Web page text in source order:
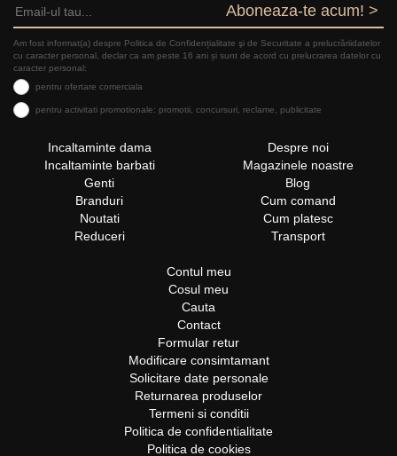
Aboneaza-te acum! >
Am fost informat(a) despre Politica de Confidențialitate şi de Securitate a prelucrăriidatelor
cu caracter personal, declar ca am peste 16 ani și sunt de acord cu prelucrarea datelor cu
caracter personal:
pentru ofertare comerciala
pentru activitati promotionale: promotii, concursuri, reclame, publicitate
Incaltaminte dama
Incaltaminte barbati
Genti
Branduri
Noutati
Reduceri
Despre noi
Magazinele noastre
Blog
Cum comand
Cum platesc
Transport
Contul meu
Cosul meu
Cauta
Contact
Formular retur
Modificare consimtamant
Solicitare date personale
Returnarea produselor
Termeni si conditii
Politica de confidentialitate
Politica de cookies